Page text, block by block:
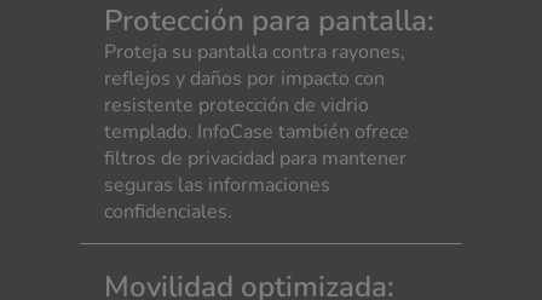
Protección para pantalla:
Proteja su pantalla contra rayones,
reflejos y daños por impacto con
resistente protección de vidrio
templado. InfoCase también ofrece
filtros de privacidad para mantener
seguras las informaciones
confidenciales.
Movilidad optimizada: